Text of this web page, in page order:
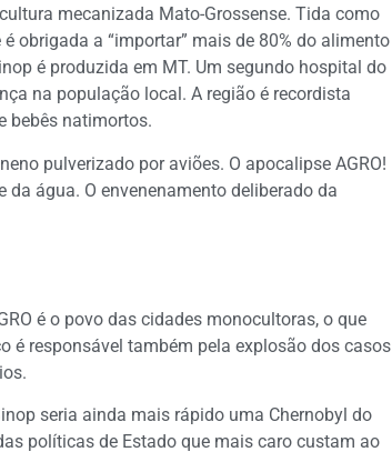
mecanizada Mato-Grossense. Tida como
obrigada a “importar” mais de 80% do alimento
é produzida em MT. Um segundo hospital do
na população local. A região é recordista
bebês natimortos.
pulverizado por aviões. O apocalipse AGRO!
da água. O envenenamento deliberado da
é o povo das cidades monocultoras, o que
é responsável também pela explosão dos casos
seria ainda mais rápido uma Chernobyl do
políticas de Estado que mais caro custam ao